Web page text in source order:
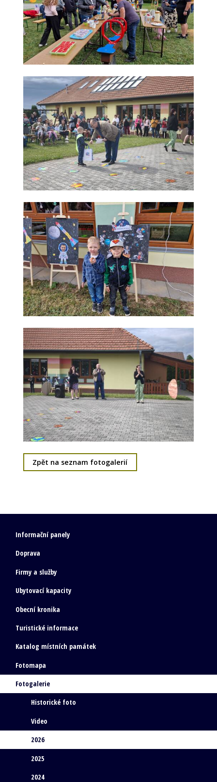
Zpět na seznam fotogalerií
Informační panely
Doprava
Firmy a služby
Ubytovací kapacity
Obecní kronika
Turistické informace
Katalog místních památek
Fotomapa
Fotogalerie
Historické foto
Video
2026
2025
2024